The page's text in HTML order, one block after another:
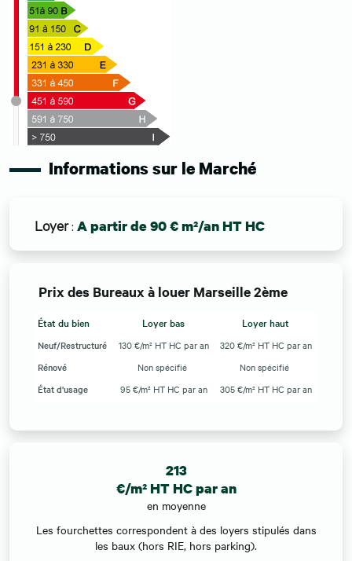
Informations sur le Marché
Loyer: A partir de 90 € m²/an HT HC
Prix des Bureaux à louer Marseille 2ème
État du bien Loyer bas Loyer haut
Neuf/Restructuré 130 €/m² HT HC par an
320 €/m² HT HC par an
Rénové
Non spécifié
Non spécifié
État d'usage
95 €/m² HT HC par an 305 €/m² HT HC par an
213
€/m² HT HC par an
en moyenne
Les fourchettes correspondent à des loyers stipulés dans
les baux (hors RIE, hors parking).